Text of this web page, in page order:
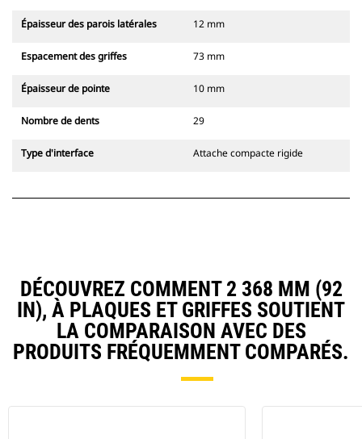
Épaisseur des parois latérales 12 mm
Espacement des griffes 73 mm
Épaisseur de pointe 10 mm
Nombre de dents 29
Type d'interface Attache compacte rigide
DÉCOUVREZ COMMENT 2 368 MM (92
IN), À PLAQUES ET GRIFFES SOUTIENT
LA COMPARAISON AVEC DES
PRODUITS FRÉQUEMMENT COMPARÉS.